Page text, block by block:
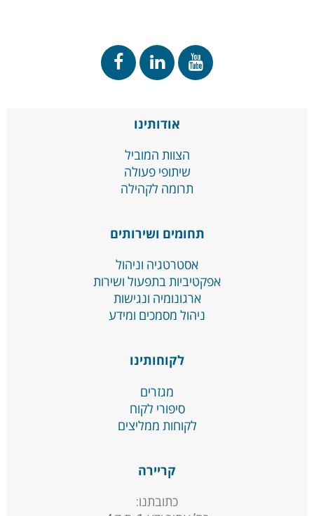
אודותינו
הצוות המוביל
שיתופי פעולה
תרומה לקהילה
תחומים ושירותים
אסטרטגיה וניהול
אפקטיביות בתפעול ושירות
ארגונומיה ונגישות
ניהול מסמכים ומידע
לקוחותינו
מגזרים
סיפורי לקוח
לקוחות ממליצים
קריירה
כתובתנו: